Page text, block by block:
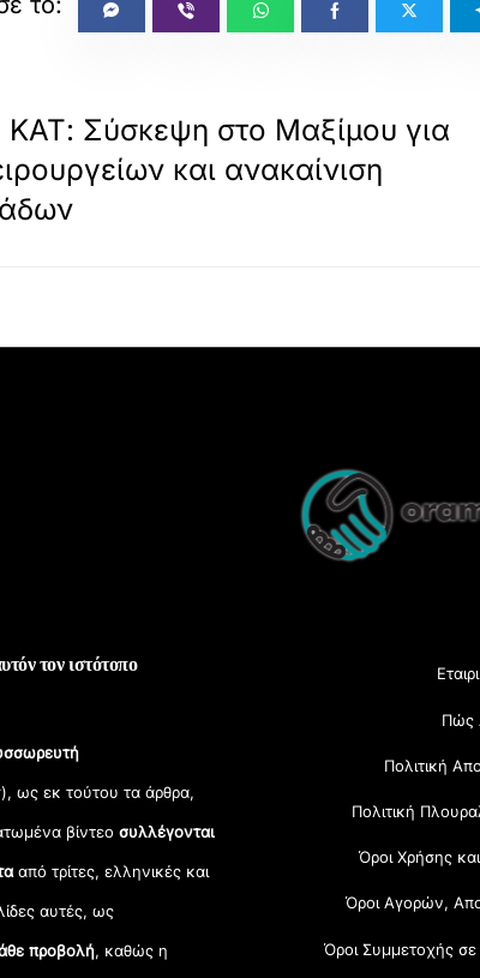
ΚΑΤ: Σύσκεψη στο Μαξίμου για
και ανακαίνιση
τον ιστότοπο
ως εκ τούτου τα άρθρα,
βίντεοσυλλέγονται
από τρίτες, ελληνικές και
αυτές, ως
προβολή, καθώς η
Πώς
Πολιτική
Πολιτική
Όροι Χρήσης
Όροι Αγορών,
Όροι Συμμετοχής σε